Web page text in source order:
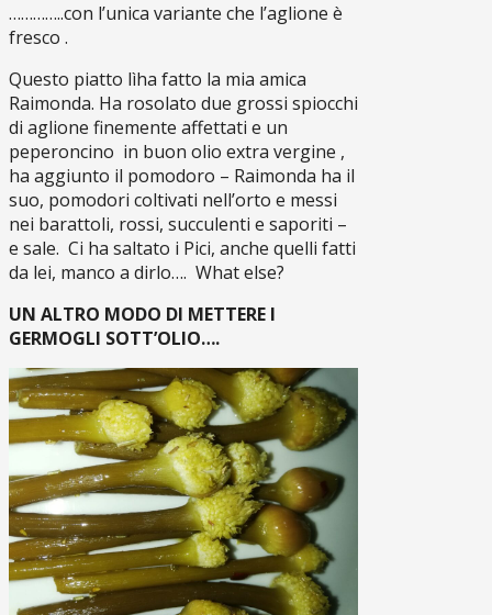
…………..con l’unica variante che l’aglione è
fresco .
Questo piatto lìha fatto la mia amica
Raimonda. Ha rosolato due grossi spiocchi
di aglione finemente affettati e un
peperoncino in buon olio extra vergine ,
ha aggiunto il pomodoro – Raimonda ha il
suo, pomodori coltivati nell’orto e messi
nei barattoli, rossi, succulenti e saporiti –
e sale. Ci ha saltato i Pici, anche quelli fatti
da lei, manco a dirlo…. What else?
UN ALTRO MODO DI METTERE I
GERMOGLI SOTT’OLIO….